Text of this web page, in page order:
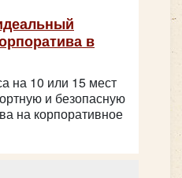
в
на 10 или 15 мест
и безопасную
на корпоративное